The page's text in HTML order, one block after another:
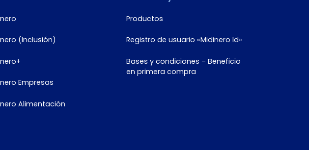
(Inclusión)
Empresas
Alimentación
Productos
Registro de usuario «Midinero Id»
Bases y condiciones – Beneficio
en primera compra